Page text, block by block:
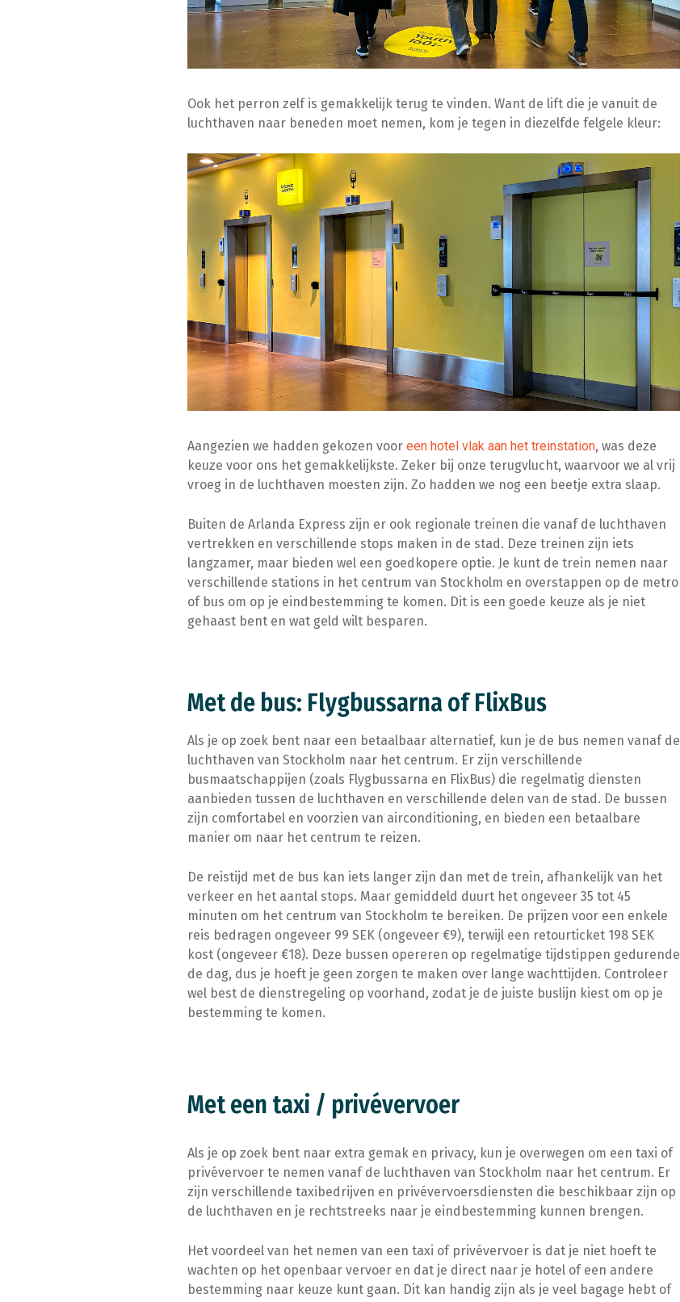
Ook het perron zelf is gemakkelijk terug te vinden. Want de lift die je vanuit de
luchthaven naar beneden moet nemen, kom je tegen in diezelfde felgele kleur:
Aangezien we hadden gekozen voor een hotel vlak aan het treinstation, was deze
keuze voor ons het gemakkelijkste. Zeker bij onze terugvlucht, waarvoor we al vrij
vroeg in de luchthaven moesten zijn. Zo hadden we nog een beetje extra slaap.
Buiten de Arlanda Express zijn er ook regionale treinen die vanaf de luchthaven
vertrekken en verschillende stops maken in de stad. Deze treinen zijn iets
langzamer, maar bieden wel een goedkopere optie. Je kunt de trein nemen naar
verschillende stations in het centrum van Stockholm en overstappen op de metro
of bus om op je eindbestemming te komen. Dit is een goede keuze als je niet
gehaast bent en wat geld wilt besparen.
Met de bus: Flygbussarna of FlixBus
Als je op zoek bent naar een betaalbaar alternatief, kun je de bus nemen vanaf de
luchthaven van Stockholm naar het centrum. Er zijn verschillende
busmaatschappijen (zoals Flygbussarna en FlixBus) die regelmatig diensten
aanbieden tussen de luchthaven en verschillende delen van de stad. De bussen
zijn comfortabel en voorzien van airconditioning, en bieden een betaalbare
manier om naar het centrum te reizen.
De reistijd met de bus kan iets langer zijn dan met de trein, afhankelijk van het
verkeer en het aantal stops. Maar gemiddeld duurt het ongeveer 35 tot 45
minuten om het centrum van Stockholm te bereiken. De prijzen voor een enkele
reis bedragen ongeveer 99 SEK (ongeveer €9), terwijl een retourticket 198 SEK
kost (ongeveer €18). Deze bussen opereren op regelmatige tijdstippen gedurende
de dag, dus je hoeft je geen zorgen te maken over lange wachttijden. Controleer
wel best de dienstregeling op voorhand, zodat je de juiste buslijn kiest om op je
bestemming te komen.
Met een taxi / privévervoer
Als je op zoek bent naar extra gemak en privacy, kun je overwegen om een taxi of
privévervoer te nemen vanaf de luchthaven van Stockholm naar het centrum. Er
zijn verschillende taxibedrijven en privévervoersdiensten die beschikbaar zijn op
de luchthaven en je rechtstreeks naar je eindbestemming kunnen brengen.
Het voordeel van het nemen van een taxi of privévervoer is dat je niet hoeft te
wachten op het openbaar vervoer en dat je direct naar je hotel of een andere
bestemming naar keuze kunt gaan. Dit kan handig zijn als je veel bagage hebt of